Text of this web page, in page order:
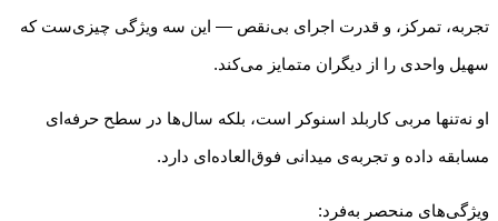
تجربه، تمرکز، و قدرت اجرای بی‌نقص — این سه ویژگی چیزی‌ست که
سهیل واحدی را از دیگران متمایز می‌کند.
او نه‌تنها مربی کاربلد اسنوکر است، بلکه سال‌ها در سطح حرفه‌ای
مسابقه داده و تجربه‌ی میدانی فوق‌العاده‌ای دارد.
ویژگی‌های منحصر به‌فرد: